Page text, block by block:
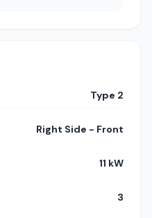
Type 2
Right Side - Front
11 kW
3